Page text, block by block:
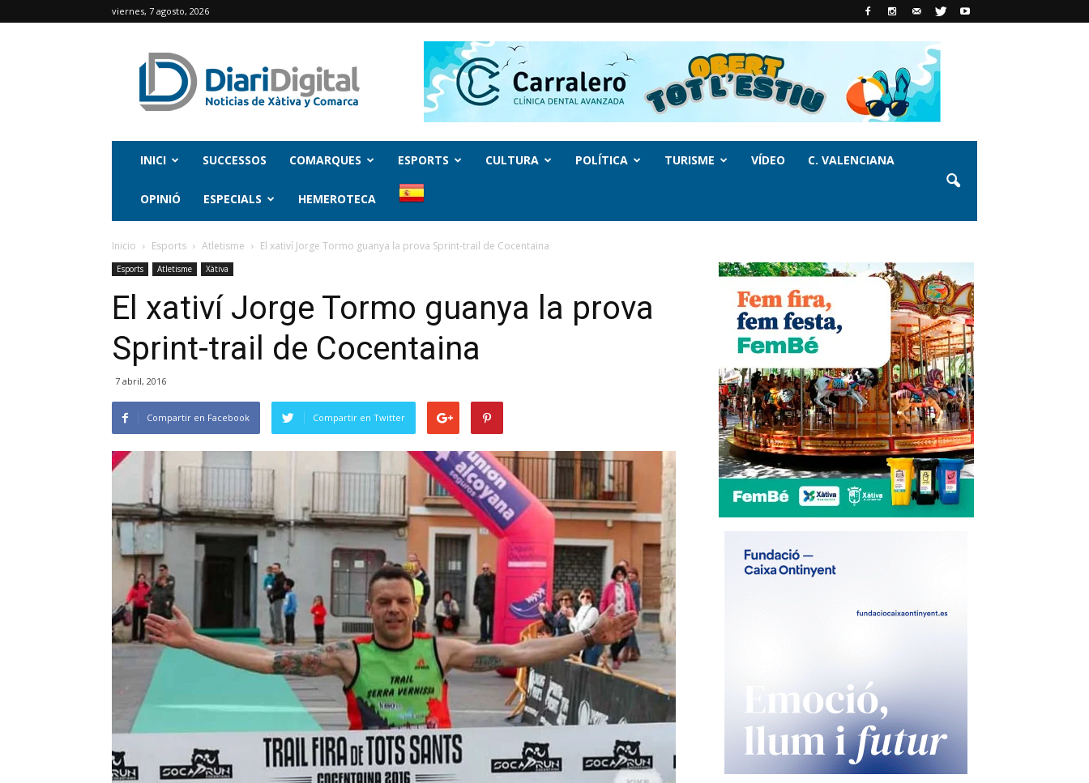
viernes, 7 agosto, 2026
INICI SUCCESSOS COMARQUES ESPORTS CULTURA POLÍTICA TURISME VÍDEO C. VALENCIANA
OPINIÓ ESPECIALS HEMEROTECA
Inicio Esports Atletisme El xativí Jorge Tormo guanya la prova Sprint-trail de Cocentaina
Esports Atletisme Xàtiva
El xativí Jorge Tormo guanya la prova
Sprint-trail de Cocentaina
7 abril, 2016
Compartir en Facebook Compartir en Twitter